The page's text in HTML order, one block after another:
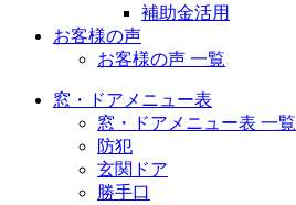
補助金活用
お客様の声
お客様の声 一覧
窓・ドアメニュー表
窓・ドアメニュー表 一覧
防犯
玄関ドア
勝手口